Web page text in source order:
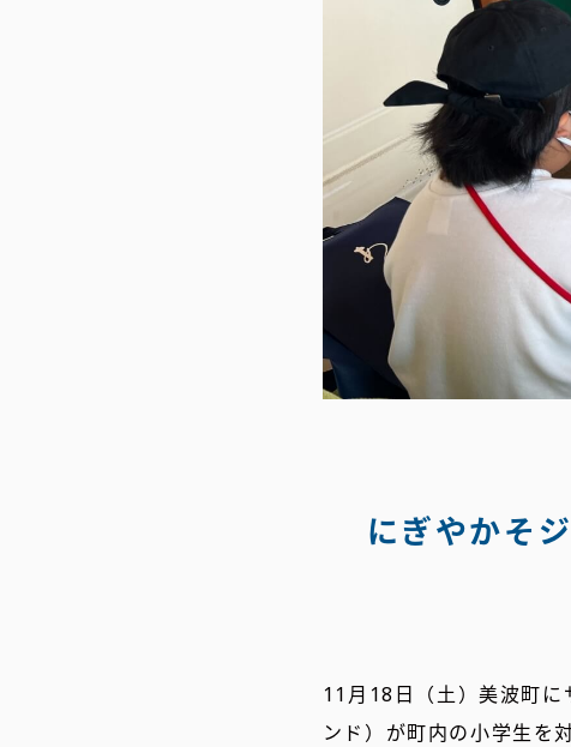
にぎやかそ
11月18日（土）美波町
ンド）が町内の小学生を